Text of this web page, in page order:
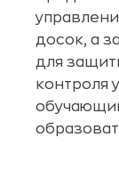
досок, а
для
контроля